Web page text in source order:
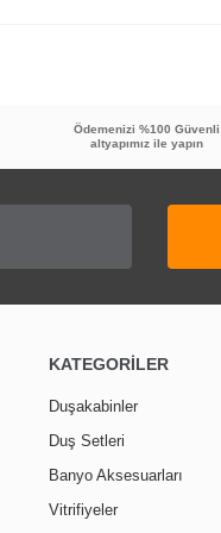
Ödemenizi %100 Güvenli
altyapımız ile yapın
KATEGORİLER
Duşakabinler
Duş Setleri
Banyo Aksesuarları
Vitrifiyeler